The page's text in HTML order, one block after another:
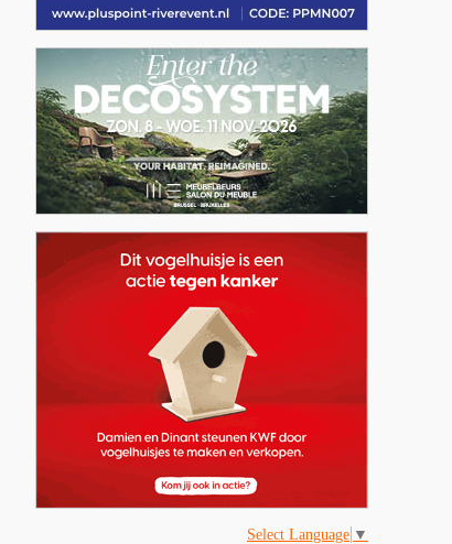
Select Language ▼